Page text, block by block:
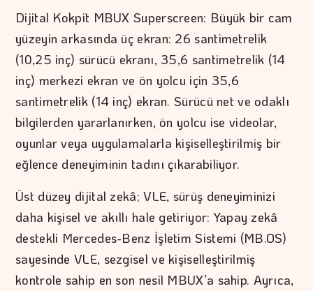
Dijital Kokpit MBUX Superscreen: Büyük bir cam
yüzeyin arkasında üç ekran: 26 santimetrelik
(10,25 inç) sürücü ekranı, 35,6 santimetrelik (14
inç) merkezi ekran ve ön yolcu için 35,6
santimetrelik (14 inç) ekran. Sürücü net ve odaklı
bilgilerden yararlanırken, ön yolcu ise videolar,
oyunlar veya uygulamalarla kişiselleştirilmiş bir
eğlence deneyiminin tadını çıkarabiliyor.
Üst düzey dijital zekâ; VLE, sürüş deneyiminizi
daha kişisel ve akıllı hale getiriyor: Yapay zekâ
destekli Mercedes-Benz İşletim Sistemi (MB.OS)
sayesinde VLE, sezgisel ve kişiselleştirilmiş
kontrole sahip en son nesil MBUX’a sahip. Ayrıca,